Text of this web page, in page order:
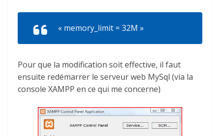
« memory_limit = 32M »
Pour que la modification soit effective, il faut
ensuite redémarrer le serveur web MySql (via la
console XAMPP en ce qui me concerne)